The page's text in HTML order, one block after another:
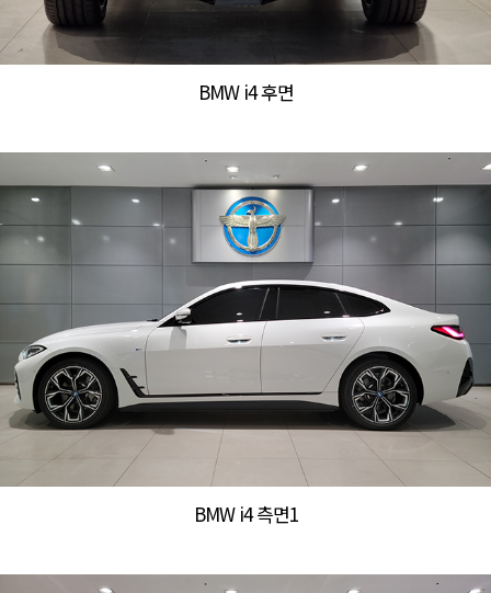
BMW i4 후면
BMW i4 측면1